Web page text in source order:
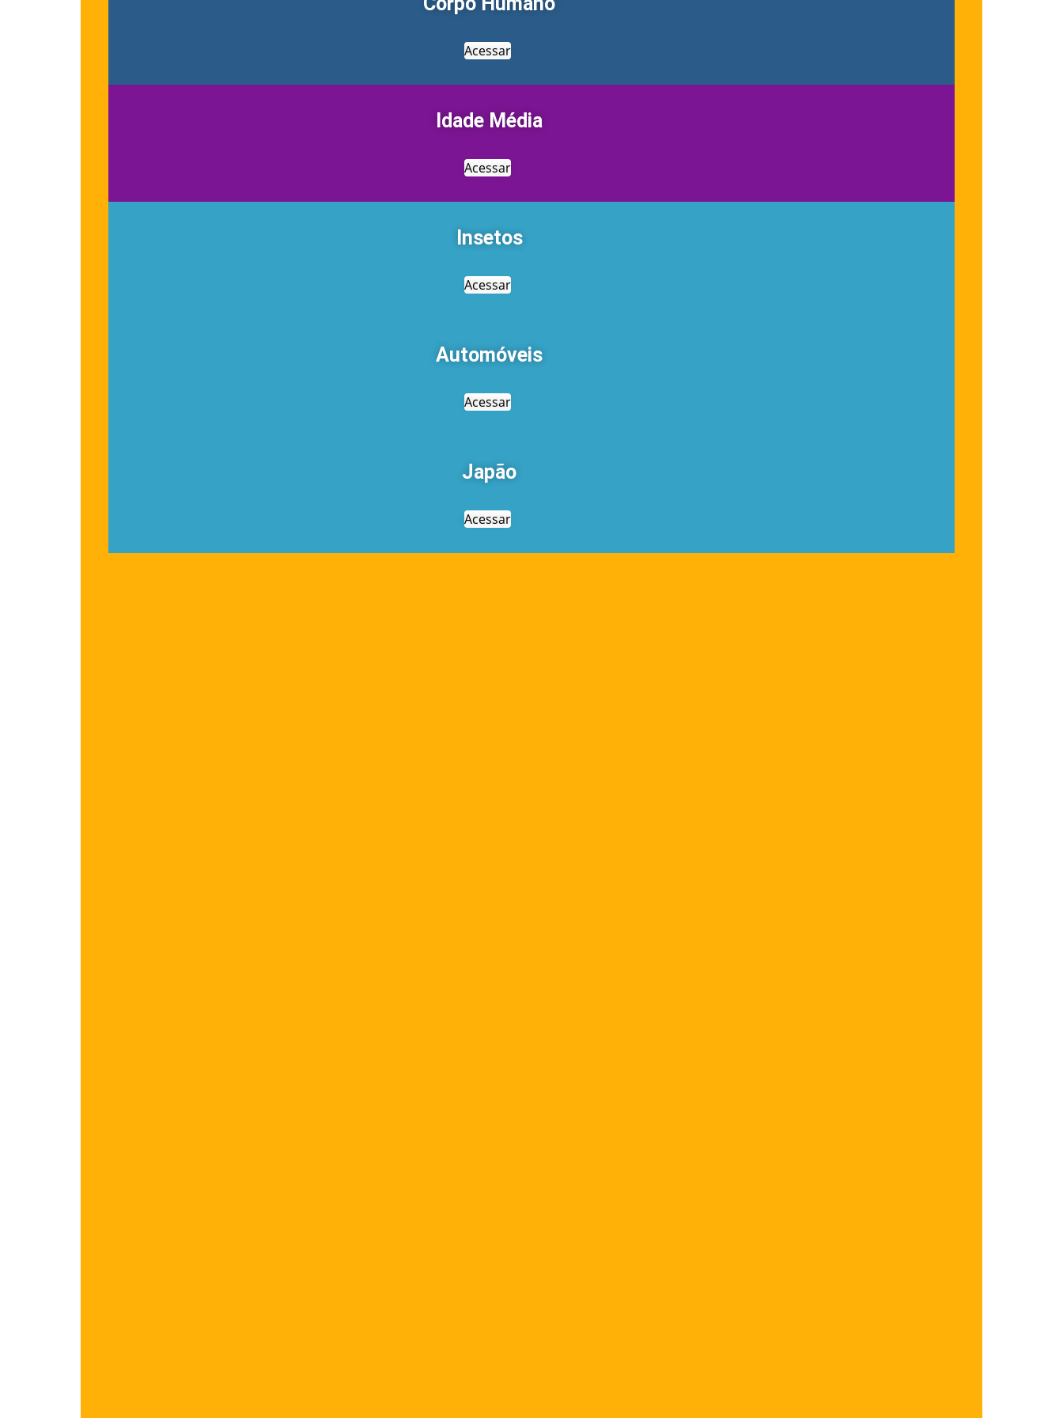
Acessar
Idade Média
Acessar
Insetos
Acessar
Automóveis
Acessar
Japão
Acessar